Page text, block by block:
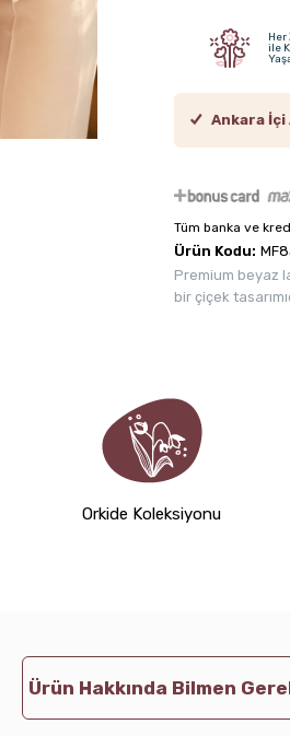
Her
ile
Ankara İçi
Tüm banka ve
Ürün Kodu:
Premium beyaz
bir çiçek
Orkide Koleksiyonu
Ürün Hakkında Bilmen